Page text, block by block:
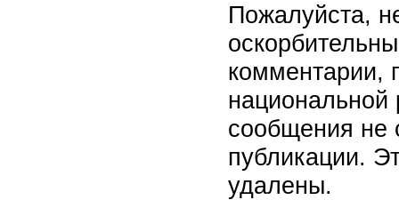
Пожалуйста,
комментарии,
национальной
сообщения не
публикации.
удалены.